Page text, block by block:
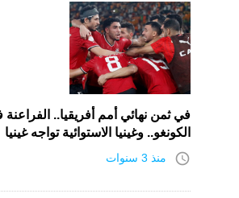
في ثمن نهائي أمم أفريقيا.. الفراعنة
الكونغو.. وغينيا الاستوائية تواجه غينيا
access_time منذ 3 سنوات